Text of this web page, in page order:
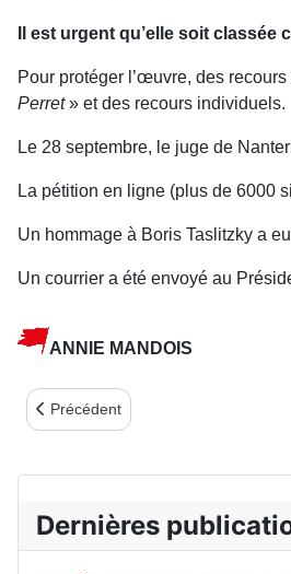
Il est urgent qu’elle soit
Pour protéger l’œuvre, des
Perret» et des recours individuels.
Le 28 septembre, le juge de
La pétition en ligne (plus de 6000
Un hommage à Boris Taslitzky a
Un courrier a été envoyé au
ANNIE MANDOIS
Article précédent : LES 18E
Précédent
Dernières